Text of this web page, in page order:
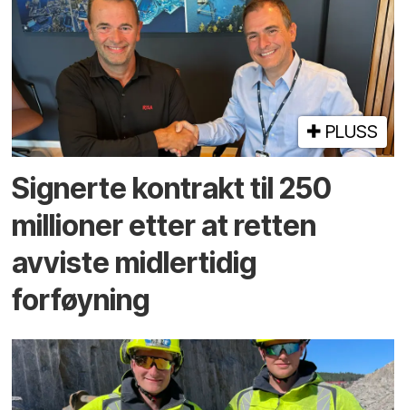
PLUSS
Signerte kontrakt til 250
millioner etter at retten
avviste midlertidig
forføyning